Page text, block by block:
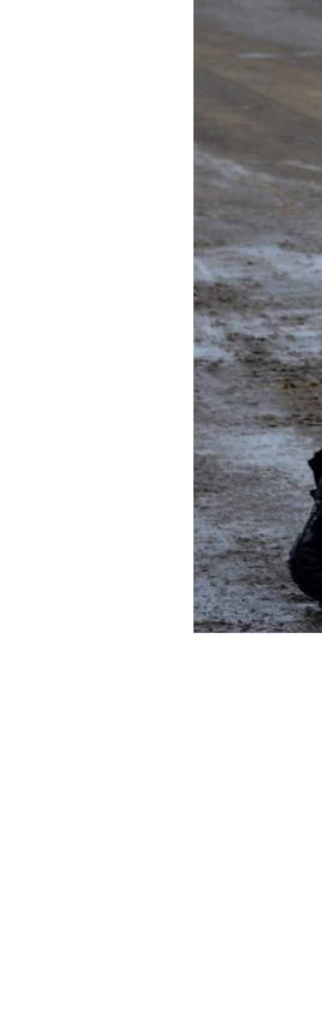
ПОДПИШИТЕСЬ НА РАССЫЛКУ